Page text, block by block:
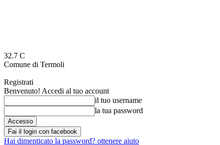
32.7 C
Comune di Termoli
Registrati
Benvenuto! Accedi al tuo account
il tuo username
la tua password
Fai il login con facebook
Hai dimenticato la password? ottenere aiuto